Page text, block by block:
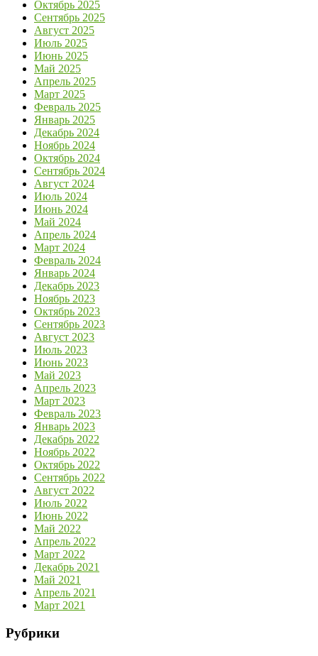
Октябрь 2025
Сентябрь 2025
Август 2025
Июль 2025
Июнь 2025
Май 2025
Апрель 2025
Март 2025
Февраль 2025
Январь 2025
Декабрь 2024
Ноябрь 2024
Октябрь 2024
Сентябрь 2024
Август 2024
Июль 2024
Июнь 2024
Май 2024
Апрель 2024
Март 2024
Февраль 2024
Январь 2024
Декабрь 2023
Ноябрь 2023
Октябрь 2023
Сентябрь 2023
Август 2023
Июль 2023
Июнь 2023
Май 2023
Апрель 2023
Март 2023
Февраль 2023
Январь 2023
Декабрь 2022
Ноябрь 2022
Октябрь 2022
Сентябрь 2022
Август 2022
Июль 2022
Июнь 2022
Май 2022
Апрель 2022
Март 2022
Декабрь 2021
Май 2021
Апрель 2021
Март 2021
Рубрики